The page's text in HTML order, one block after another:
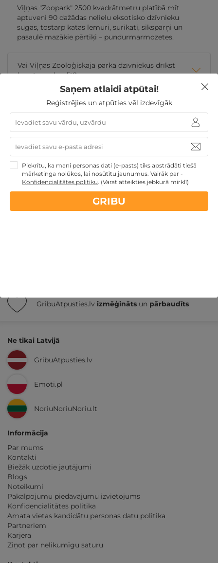
Viļņas "Zoopark" 2500 kvadrātmetru platībā mīt
aptuveni 90 dažādas nelielu eksotisko dzīvnieku
sugas, tostarp katas lemuri, surikati, sikspārņi un
pasaulē mazākie pērtiķi – pundurmarmozetes.
Vai Viļņas Zooloģiskajā parkā dzīvniekus drīkst
barot un glaudīt?
Vai apmeklējumu Viļņas Zooloģiskajā parkā ir
nepieciešams iepriekš pieteikt?
Kāds ir Viļņas "Zoopark" darba laiks?
Kur atrodas Viļņas Zooloģiskais parks?
GribuAtpusties.lv izmēģināts un pārbaudīts
Ne tikai Latvijā
GribuAtpusties.lv
Emoti.pl
NoriuNoriuNoriu.lt
Informācija
Par mums
Kontakti
Biežāk uzdotie jautājumi
Blogs
Noteikumi
Pakalpojumu piedāvājumu izvietojums
Konfidencialitātes politika
Amata vietas kandidātu personas datu politika
Partneriem
Karjera
Ziņot par nelikumīgu saturu
Saņem atlaidi atpūtai!
Reģistrējies un atpūties vēl izdevīgāk
Piekrītu, ka mani personas dati (e-pasts) tiks apstrādāti tiešā
mārketinga nolūkos, lai nosūtītu jaunumus. Vairāk par -
Konfidencialitātes politiku. (Varat atteikties jebkurā mirklī)
GRIBU